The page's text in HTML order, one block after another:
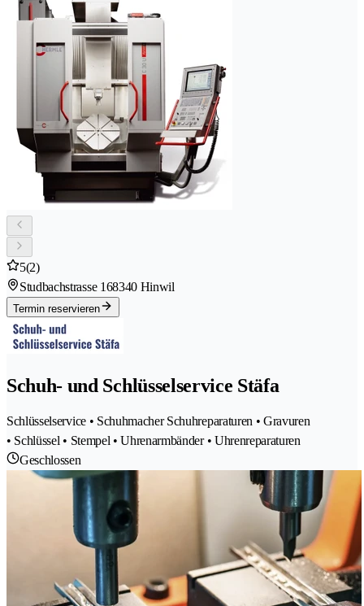
5(2)
Studbachstrasse 168340 Hinwil
Termin reservieren
Schuh- und Schlüsselservice Stäfa
Schlüsselservice • Schuhmacher Schuhreparaturen • Gravuren
• Schlüssel • Stempel • Uhrenarmbänder • Uhrenreparaturen
Geschlossen